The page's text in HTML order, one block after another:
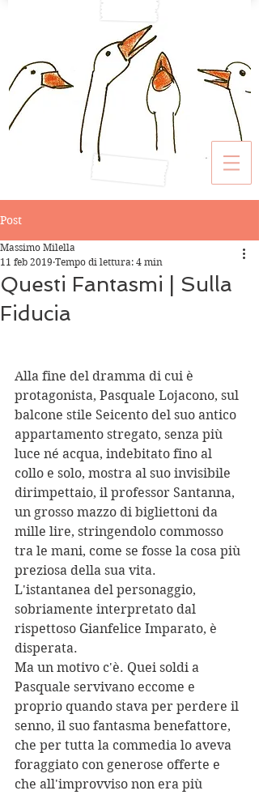
Post
Questi Fantasmi | Sulla
Fiducia
Massimo Milella
11 feb 2019 Tempo di lettura: 4 min
Alla fine del dramma di cui è
protagonista, Pasquale Lojacono, sul
balcone stile Seicento del suo antico
appartamento stregato, senza più
luce né acqua, indebitato fino al
collo e solo, mostra al suo invisibile
dirimpettaio, il professor Santanna,
un grosso mazzo di bigliettoni da
mille lire, stringendolo commosso
tra le mani, come se fosse la cosa più
preziosa della sua vita.
L'istantanea del personaggio,
sobriamente interpretato dal
rispettoso Gianfelice Imparato, è
disperata.
Ma un motivo c'è. Quei soldi a
Pasquale servivano eccome e
proprio quando stava per perdere il
senno, il suo fantasma benefattore,
che per tutta la commedia lo aveva
foraggiato con generose offerte e
che all'improvviso non era più